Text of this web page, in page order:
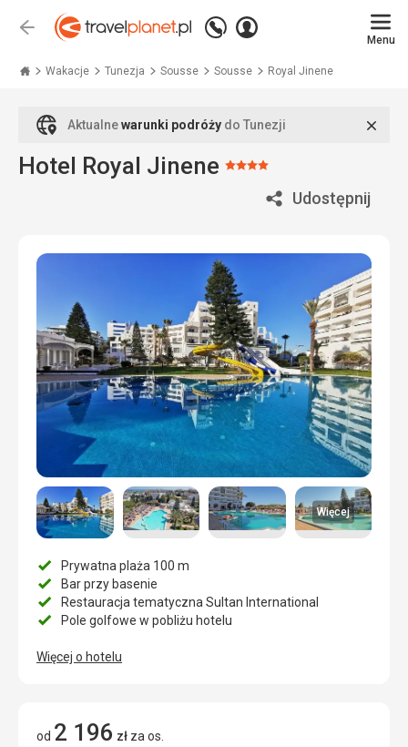
Wstecz
Zadzwoń
+48
771
Zaloguj
Menu
Wakacje Tunezja Sousse Sousse Royal Jinene
Aktualnewarunki podróży do Tunezji
Hotel Royal Jinene Ocena:
Udostępnij
Więcej
Prywatna plaża 100 m
Bar przy basenie
Restauracja tematyczna Sultan International
Pole golfowe w pobliżu hotelu
Więcej o hotelu
od 2 196 zł za os.